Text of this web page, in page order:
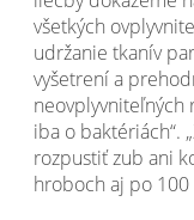
všetkých
udržanie tkanív
vyšetrení a
neovplyvniteľných
iba o baktériách“.
rozpustiť zub ani
hroboch aj po 100